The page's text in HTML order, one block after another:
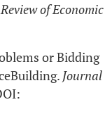
Review of Economic
or Bidding
Journal